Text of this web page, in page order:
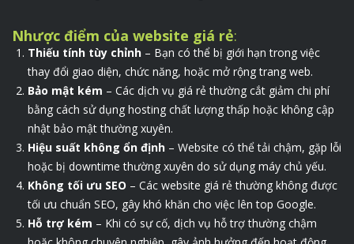
Nhược điểm của website giá rẻ:
Thiếu tính tùy chỉnh – Bạn có thể bị giới hạn trong việc
thay đổi giao diện, chức năng, hoặc mở rộng trang web.
Bảo mật kém – Các dịch vụ giá rẻ thường cắt giảm chi phí
bằng cách sử dụng hosting chất lượng thấp hoặc không cập
nhật bảo mật thường xuyên.
Hiệu suất không ổn định – Website có thể tải chậm, gặp lỗi
hoặc bị downtime thường xuyên do sử dụng máy chủ yếu.
Không tối ưu SEO – Các website giá rẻ thường không được
tối ưu chuẩn SEO, gây khó khăn cho việc lên top Google.
Hỗ trợ kém – Khi có sự cố, dịch vụ hỗ trợ thường chậm